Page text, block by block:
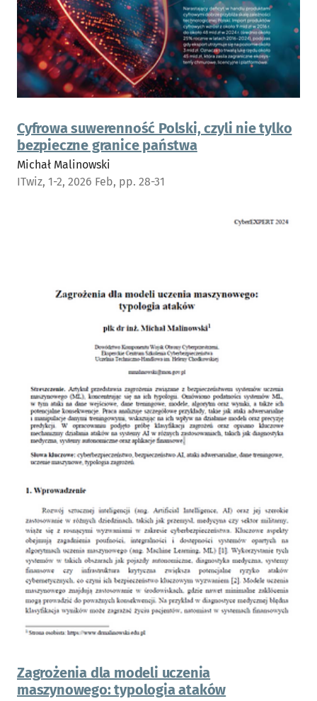
Cyfrowa suwerenność Polski, czyli nie tylko
bezpieczne granice państwa
Michał Malinowski
ITwiz, 1-2, 2026 Feb, pp. 28-31
Zagrożenia dla modeli uczenia
maszynowego: typologia ataków